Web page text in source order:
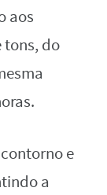
aos
tons, do
e
a